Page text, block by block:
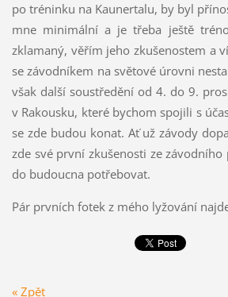
po tréninku na Kaunertalu, by byl
mne minimální a je třeba ještě
zklamaný, věřím jeho zkušenostem a
se závodníkem na světové úrovni
však další soustředění od 4. do 9.
v Rakousku, které bychom spojili s
se zde budou konat. Ať už závody
zde své první zkušenosti ze
do budoucna potřebovat.
Pár prvních fotek z mého lyžování
« Zpět